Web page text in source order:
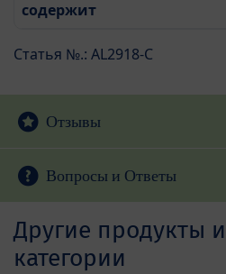
содержит
Статья №.: AL2918-C
Отзывы
Вопросы и Ответы
Другие продукты
категории